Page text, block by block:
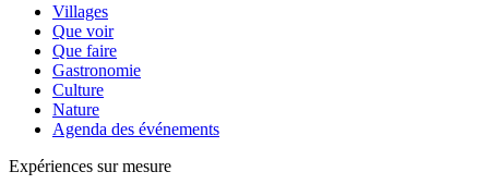
Villages
Que voir
Que faire
Gastronomie
Culture
Nature
Agenda des événements
Expériences sur mesure